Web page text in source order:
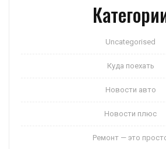
Uncategorised
Куда поехать
Новости авто
Новости плюс
Ремонт — это